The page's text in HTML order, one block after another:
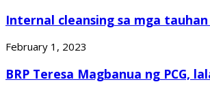
Internal cleansing sa mga tauhan
February 1, 2023
BRP Teresa Magbanua ng PCG,